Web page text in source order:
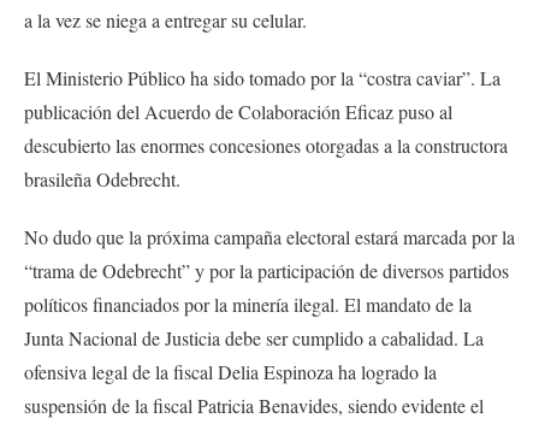
a la vez se niega a entregar su celular.
El Ministerio Público ha sido tomado por la “costra caviar”. La
publicación del Acuerdo de Colaboración Eficaz puso al
descubierto las enormes concesiones otorgadas a la constructora
brasileña Odebrecht.
No dudo que la próxima campaña electoral estará marcada por la
“trama de Odebrecht” y por la participación de diversos partidos
políticos financiados por la minería ilegal. El mandato de la
Junta Nacional de Justicia debe ser cumplido a cabalidad. La
ofensiva legal de la fiscal Delia Espinoza ha logrado la
suspensión de la fiscal Patricia Benavides, siendo evidente el